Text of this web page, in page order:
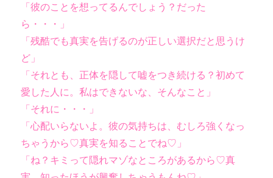
「彼のことを想ってるんでしょう？だった
ら・・・」
「残酷でも真実を告げるのが正しい選択だと思うけ
ど」
「それとも、正体を隠して嘘をつき続ける？初めて
愛した人に。私はできないな、そんなこと」
「それに・・・」
「心配いらないよ。彼の気持ちは、むしろ強くなっ
ちゃうから♡真実を知ることでね♡」
「ね？キミって隠れマゾなところがあるから♡真